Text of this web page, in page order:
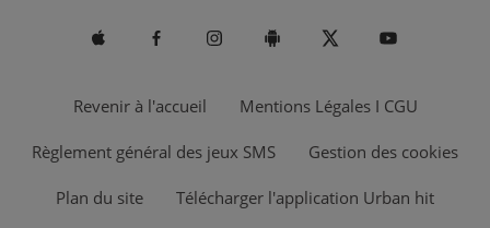
Revenir à l'accueil Mentions Légales I CGU
Règlement général des jeux SMS Gestion des cookies
Plan du site Télécharger l'application Urban hit